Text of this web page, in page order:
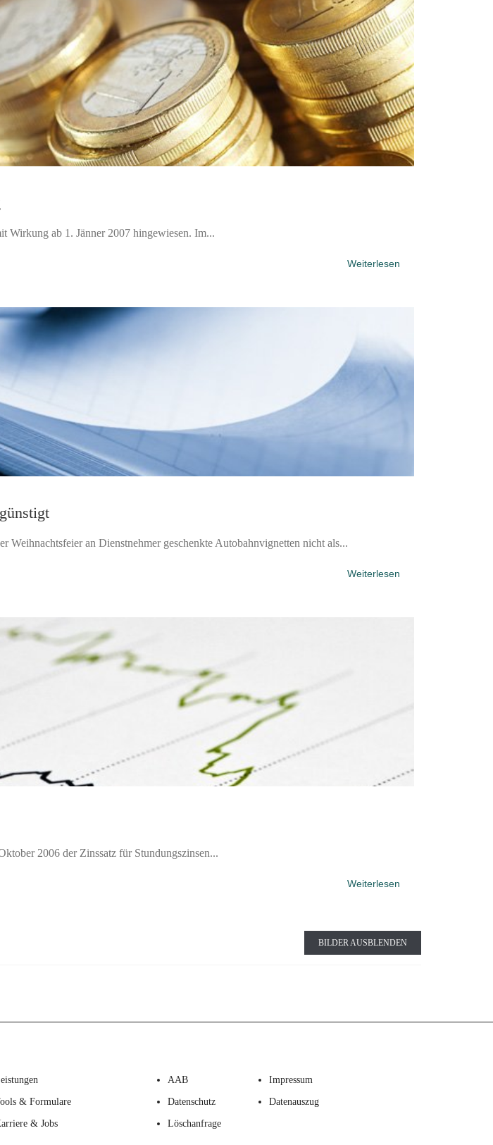
Wirkung ab 1. Jänner 2007 hingewiesen. Im...
Weiterlesen
an Dienstnehmer geschenkte Autobahnvignetten nicht als...
Weiterlesen
2006 der Zinssatz für Stundungszinsen...
Weiterlesen
BILDER AUSBLENDEN
& Formulare
& Jobs
AAB Impressum
Datenschutz Datenauszug
Löschanfrage